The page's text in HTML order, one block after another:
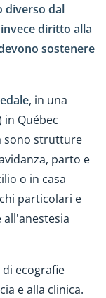
diverso dal
diritto alla
sostenere
, in una
in Québec
sono strutture
parto e
o in casa
particolari e
ecografie
e alla clinica.